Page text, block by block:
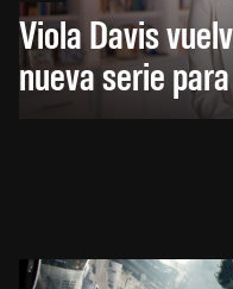
Viola Davis
nueva serie